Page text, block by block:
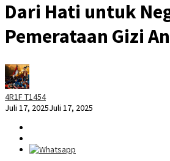
Dari Hati untuk
Pemerataan Gizi
4R1F T1454
Juli 17, 2025Juli 17, 2025